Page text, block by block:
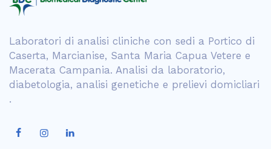
Laboratori di analisi cliniche con sedi a Portico di
Caserta, Marcianise, Santa Maria Capua Vetere e
Macerata Campania. Analisi da laboratorio,
diabetologia, analisi genetiche e prelievi domicliari
.